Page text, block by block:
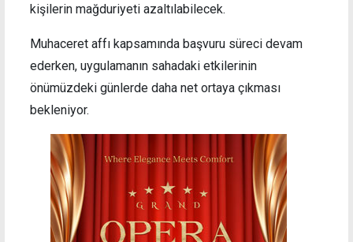
kişilerin mağduriyeti azaltılabilecek.
Muhaceret affı kapsamında başvuru süreci devam
ederken, uygulamanın sahadaki etkilerinin
önümüzdeki günlerde daha net ortaya çıkması
bekleniyor.